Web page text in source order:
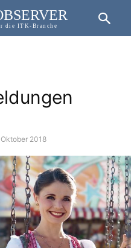
die ITK-Branche
Oktober 2018